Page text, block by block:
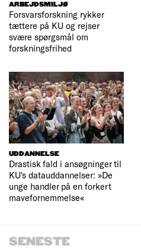
ARBEJDSMILJØ
Forsvarsforskning rykker
tættere på KU og rejser
svære spørgsmål om
forskningsfrihed
UDDANNELSE
Drastisk fald i ansøgninger til
KU's datauddannelser: »De
unge handler på en forkert
mavefornemmelse«
SENESTE